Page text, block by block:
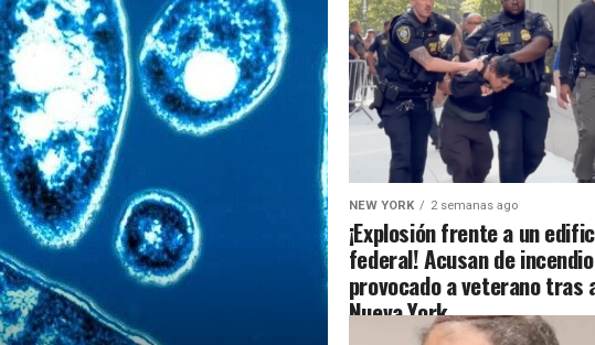
NEW YORK 2 semanas ago
¡Explosión frente a un
federal! Acusan de incendio
provocado a veterano tras
Nueva York